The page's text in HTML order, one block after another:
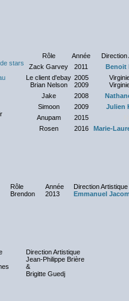
Rôle Année
Direction
stars
Zack Garvey 2011
Benoit
Le client d'ebay 2005
Brian Nelson 2009
Jake 2008
Simoon 2009
Julien
Anupam 2015
Rosen 2016 Marie-
Rôle Année
Direction Artistique
Brendon 2013 Emmanuel
Direction Artistique
Jean-Philippe Brière
&
Brigitte Guedj